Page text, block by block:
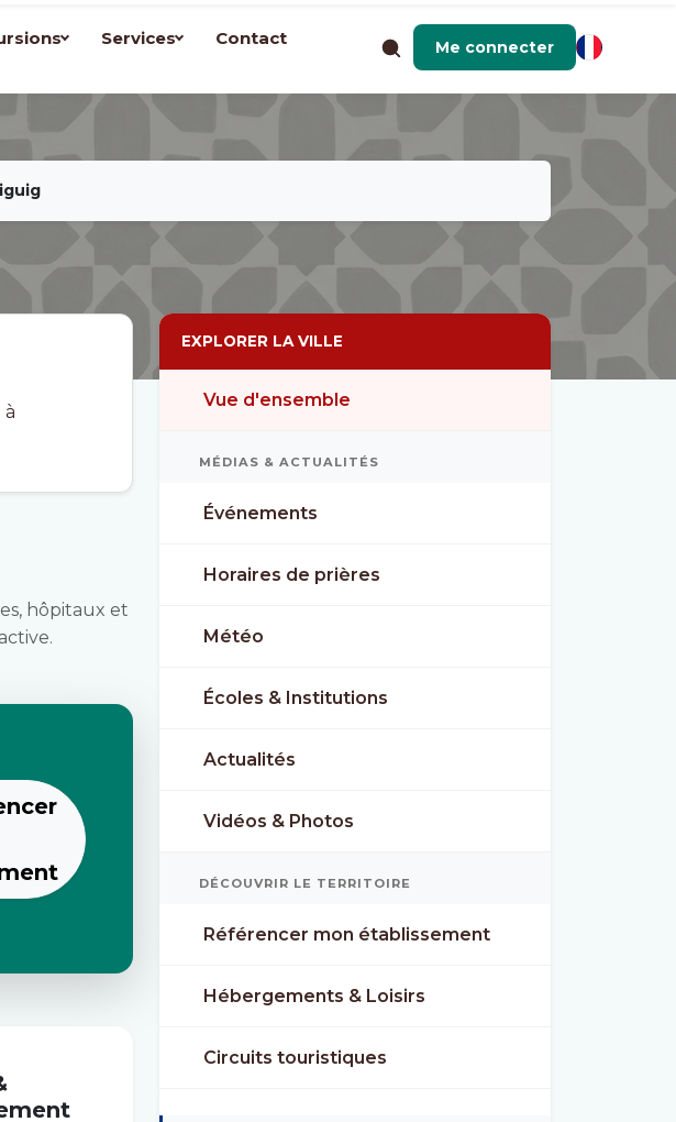
Services Contact Me connecter
hôpitaux et
EXPLORER LA VILLE
Vue d'ensemble
MÉDIAS & ACTUALITÉS
Événements
Horaires de prières
Météo
Écoles & Institutions
Actualités
Vidéos & Photos
DÉCOUVRIR LE TERRITOIRE
Référencer mon établissement
Hébergements & Loisirs
Circuits touristiques